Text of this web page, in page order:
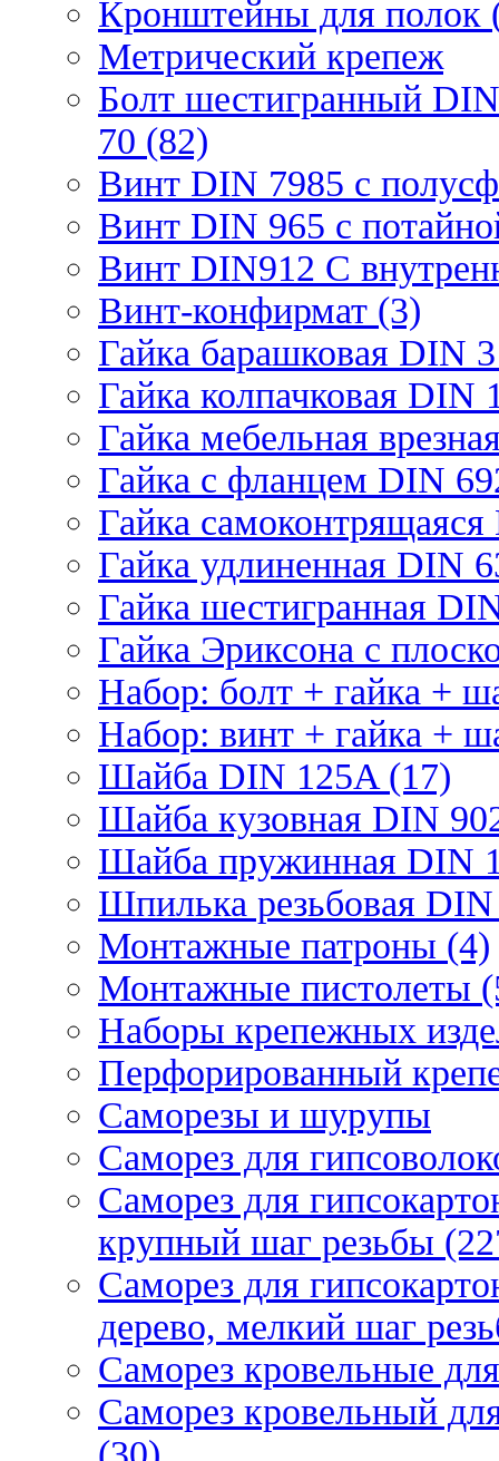
Кронштейны для полок
Метрический крепеж
Болт шестигранный
70 (82)
Винт DIN 7985 с
Винт DIN 965 с
Винт DIN912 С
Винт-конфирмат (3)
Гайка барашковая DIN
Гайка колпачковая DIN
Гайка мебельная
Гайка с фланцем DIN
Гайка
Гайка удлиненная DIN
Гайка шестигранная
Гайка Эриксона с
Набор: болт + гайка +
Набор: винт + гайка +
Шайба DIN 125A (17)
Шайба кузовная DIN
Шайба пружинная DIN
Шпилька резьбовая
Монтажные патроны (4)
Монтажные пистолеты
Наборы крепежных
Перфорированный
Саморезы и шурупы
Саморез для
Саморез для
крупный шаг резьбы
Саморез для
дерево, мелкий шаг
Саморез кровельные
Саморез кровельный